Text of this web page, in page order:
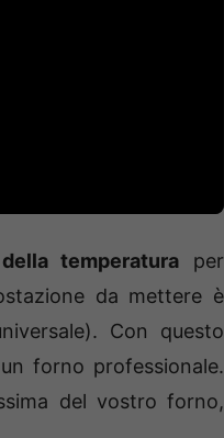
temperatura per
da mettere è
Con questo
forno professionale.
del vostro forno,